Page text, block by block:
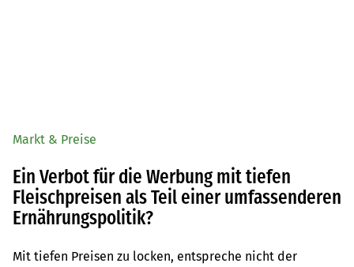
Markt & Preise
Ein Verbot für die Werbung mit tiefen
Fleischpreisen als Teil einer umfassenderen
Ernährungspolitik?
Mit tiefen Preisen zu locken, entspreche nicht der